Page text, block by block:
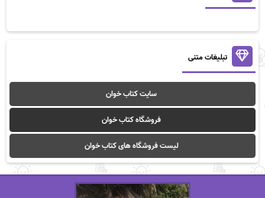
تبلیغات متنی
سایت کتاب خوان
فروشگاه کتاب خوان
لیست فروشگاه های کتاب خوان